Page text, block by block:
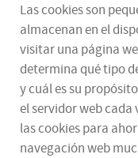
Las cookies son
almacenan en el
visitar una página
determina qué tipo
y cuál es su
el servidor web cada
las cookies para
navegación web